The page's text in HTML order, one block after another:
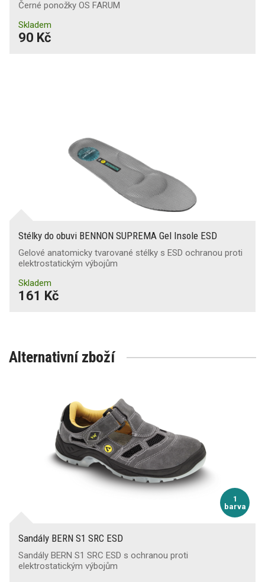
Černé ponožky OS FARUM
Skladem
90 Kč
Stélky do obuvi BENNON SUPREMA Gel Insole ESD
Gelové anatomicky tvarované stélky s ESD ochranou proti
elektrostatickým výbojům
Skladem
161 Kč
Alternativní zboží
1
barva
Sandály BERN S1 SRC ESD
Sandály BERN S1 SRC ESD s ochranou proti
elektrostatickým výbojům